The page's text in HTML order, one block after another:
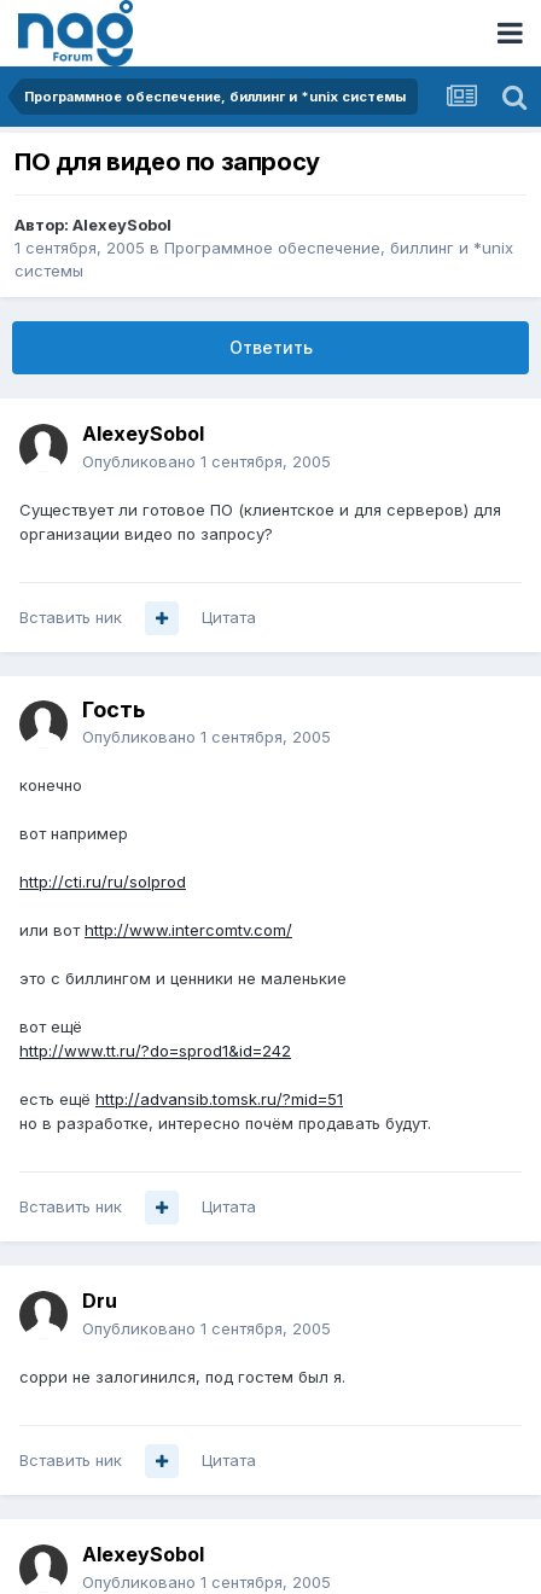
Программное обеспечение, биллинг и *unix системы
ПО для видео по запросу
Автор: AlexeySobol
1 сентября, 2005 в Программное обеспечение, биллинг и *unix
системы
Ответить
AlexeySobol
Опубликовано 1 сентября, 2005
Существует ли готовое ПО (клиентское и для серверов) для
организации видео по запросу?
Вставить ник Цитата
Гость
Опубликовано 1 сентября, 2005
конечно
вот например
http://cti.ru/ru/solprod
или вотhttp://www.intercomtv.com/
это с биллингом и ценники не маленькие
вот ещё
http://www.tt.ru/?do=sprod1&id=242
есть ещё http://advansib.tomsk.ru/?mid=51
но в разработке, интересно почём продавать будут.
Вставить ник Цитата
Dru
Опубликовано 1 сентября, 2005
сорри не залогинился, под гостем был я.
Вставить ник Цитата
AlexeySobol
Опубликовано 1 сентября, 2005